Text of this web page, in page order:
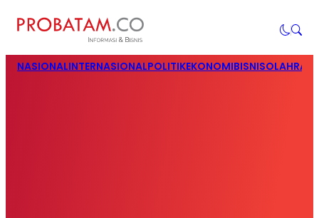
NASIONALINTERNASIONALPOLITIKEKONOMIBISNIS